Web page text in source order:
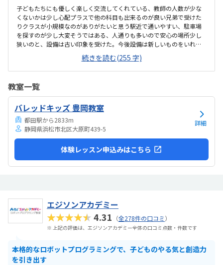
子どもたちにも優しく楽しく交流してくれている、教師の人数が少な
くないかは少し心配プラスで他の科目も出来るのが良い兄弟で受けた
りクラスが小規模なのがありがたいと思う駅近で通いやすい、駐車場
を探すのが少し大変そうではある、人通りも多いので安心の場所少し
狭いのと、設備は古い印象を受けた。今後設備は新しいものをいれて
ほしいと思う。兄弟割引きが無いのが残念。兄弟も一緒に通わせると
親ともしても楽なので、兄弟プランを入れてほしい他の先生の紹介も
あれば良い担当の先生もありがたいが、英語の先生や他の先生も紹介
続きを読む(255 字)
教室一覧
バレッドキッズ 豊岡教室
都田駅から2833m
静岡県浜松市北区大原町439-5
詳細
体験レッスン申込みはこちら
エジソンアカデミー
★★★★★4.31 （全278件の口コミ）
※ 上記の評価は、エジソンアカデミー全体の口コミ点数・件数です
本格的なロボットプログラミングで、子どものやる気と創造力
を引き出す